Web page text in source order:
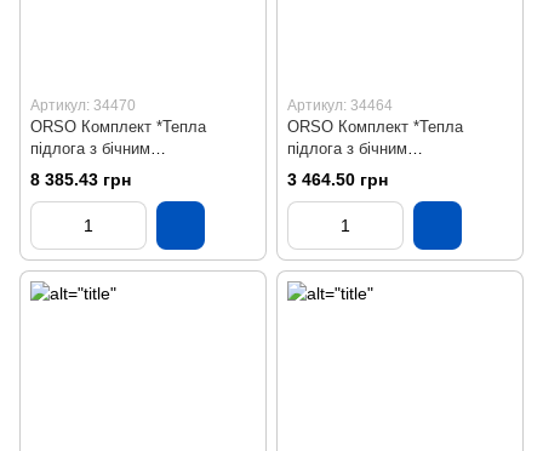
Артикул: 34470
ORSO Комплект *Тепла
підлога з бічним
підключенням НЕРЖ 12
8 385.43 грн
Артикул: 34464
ORSO Комплект *Тепла
підлога з бічним
підключенням НЕРЖ 2
3 464.50 грн